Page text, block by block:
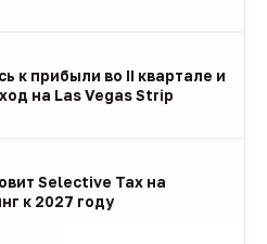
к прибыли во II квартале и
на Las Vegas Strip
Selective Tax на
к 2027 году